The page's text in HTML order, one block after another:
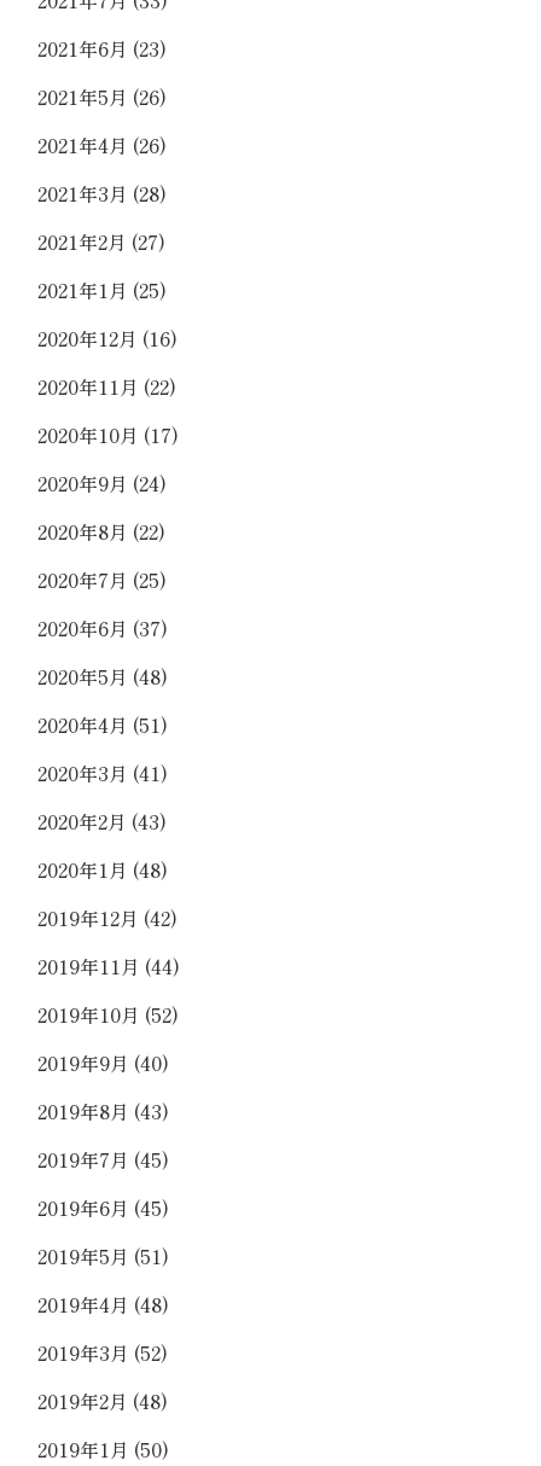
2021年6月 (23)
2021年5月 (26)
2021年4月 (26)
2021年3月 (28)
2021年2月 (27)
2021年1月 (25)
2020年12月 (16)
2020年11月 (22)
2020年10月 (17)
2020年9月 (24)
2020年8月 (22)
2020年7月 (25)
2020年6月 (37)
2020年5月 (48)
2020年4月 (51)
2020年3月 (41)
2020年2月 (43)
2020年1月 (48)
2019年12月 (42)
2019年11月 (44)
2019年10月 (52)
2019年9月 (40)
2019年8月 (43)
2019年7月 (45)
2019年6月 (45)
2019年5月 (51)
2019年4月 (48)
2019年3月 (52)
2019年2月 (48)
2019年1月 (50)